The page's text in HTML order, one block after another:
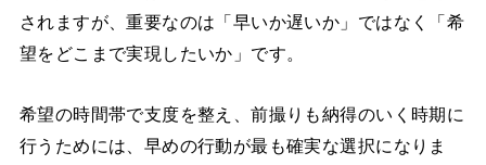
されますが、重要なのは「早いか遅いか」ではなく「希
望をどこまで実現したいか」です。
希望の時間帯で支度を整え、前撮りも納得のいく時期に
行うためには、早めの行動が最も確実な選択になりま